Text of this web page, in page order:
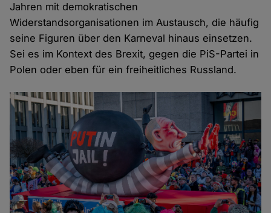
Jahren mit demokratischen
Widerstandsorganisationen im Austausch, die häufig
seine Figuren über den Karneval hinaus einsetzen.
Sei es im Kontext des Brexit, gegen die PiS-Partei in
Polen oder eben für ein freiheitliches Russland.